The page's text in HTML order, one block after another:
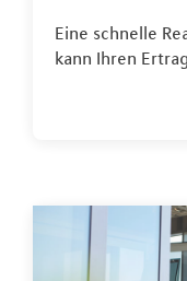
Eine schnelle
kann Ihren